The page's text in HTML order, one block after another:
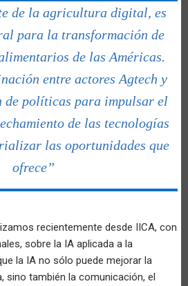
de la agricultura digital, es
para la transformación de
de las Américas.
entre actores Agtech y
de políticas para impulsar el
de las tecnologías
las oportunidades que
ofrece”
recientemente desde IICA, con
sobre la IA aplicada a la
la IA no sólo puede mejorar la
sino también la comunicación, el